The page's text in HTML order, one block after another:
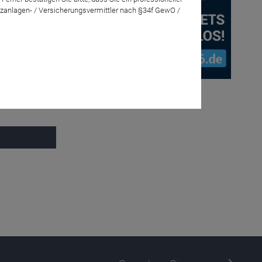
/ Versicherungsvermittler nach §34f GewO /